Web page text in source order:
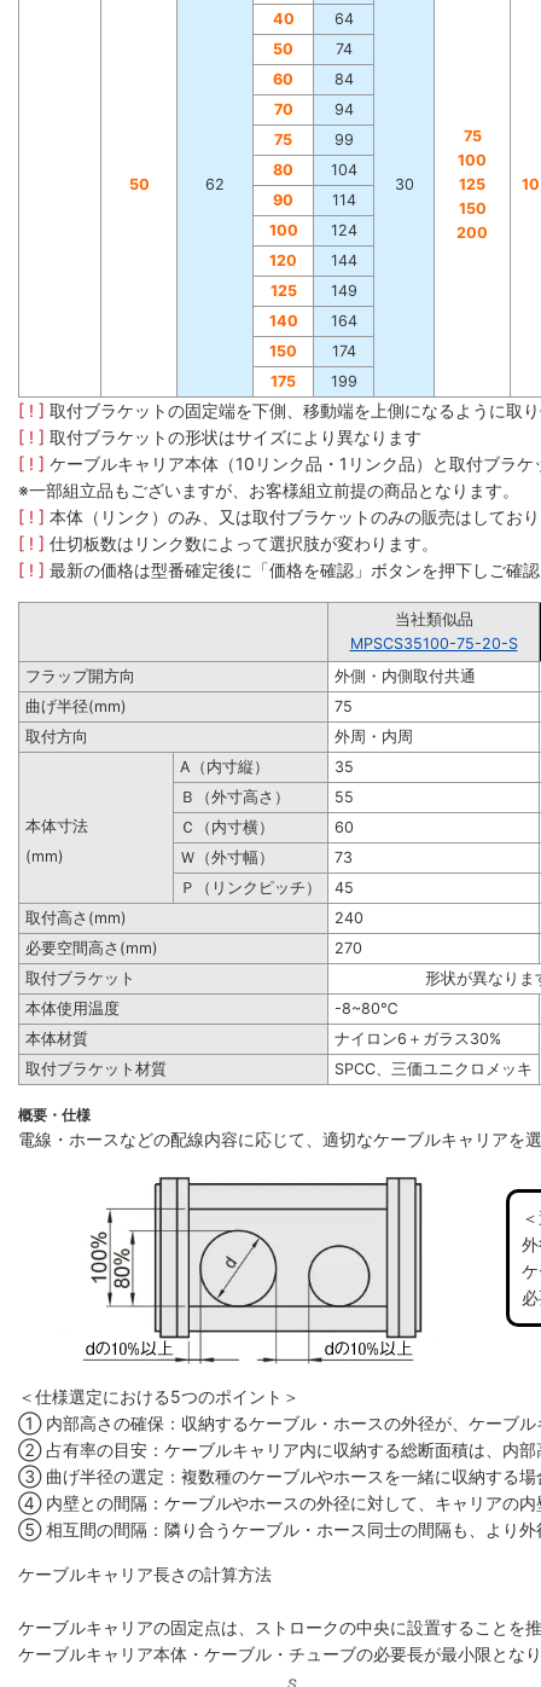
50 62 30
75
100
125
150
200
40
64
50
74
60
84
70
94
75
99
80
104
90
114
100
124
120
144
125
149
140
164
150
174
175
199
[ ! ] 取付ブラケットの固定端を下側、移動端を上側になるように取
[ ! ] 取付ブラケットの形状はサイズにより異なります
[ ! ] ケーブルキャリア本体（10リンク品・1リンク品）と取付ブラ
※一部組立品もございますが、お客様組立前提の商品となります。
[ ! ] 本体（リンク）のみ、又は取付ブラケットのみの販売はしてお
[ ! ] 仕切板数はリンク数によって選択肢が変わります。
[ ! ] 最新の価格は型番確定後に「価格を確認」ボタンを押下しご確
当社類似品
MPSCS35100-75-20-S
フラップ開方向
外側・内側取付共通
曲げ半径(mm)
75
取付方向
外周・内周
A（内寸縦）
35
Ｂ（外寸高さ）
55
本体寸法
Ｃ（内寸横）
60
(mm)
Ｗ（外寸幅）
73
Ｐ（リンクピッチ）
45
取付高さ(mm)
240
必要空間高さ(mm)
270
取付ブラケット
形状が異なりま
本体使用温度
-8~80℃
本体材質
ナイロン6＋ガラス30%
取付ブラケット材質
SPCC、三価ユニクロメッキ
概要・仕様
電線・ホースなどの配線内容に応じて、適切なケーブルキャリアを
＜仕様選定における5つのポイント＞
① 内部高さの確保：収納するケーブル・ホースの外径が、ケーブ
② 占有率の目安：ケーブルキャリア内に収納する総断面積は、内
③ 曲げ半径の選定：複数種のケーブルやホースを一緒に収納する
④ 内壁との間隔：ケーブルやホースの外径に対して、キャリアの
⑤ 相互間の間隔：隣り合うケーブル・ホース同士の間隔も、より
ケーブルキャリア長さの計算方法
ケーブルキャリアの固定点は、ストロークの中央に設置することを
ケーブルキャリア本体・ケーブル・チューブの必要長が最小限とな